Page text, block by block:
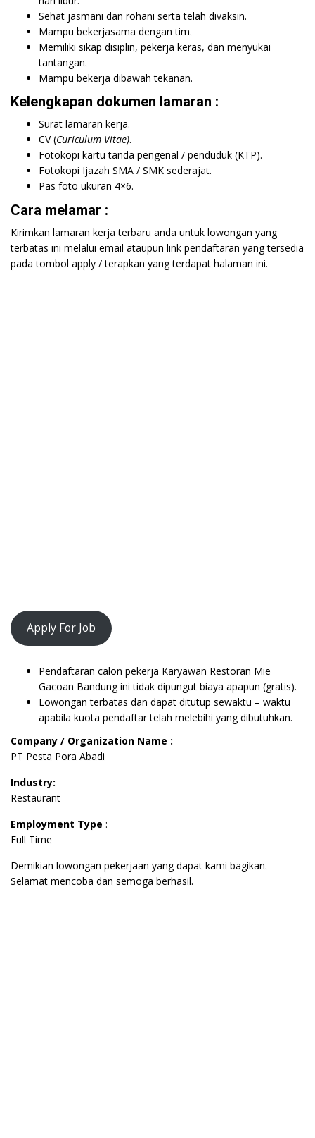
Sehat jasmani dan rohani serta telah divaksin.
Mampu bekerjasama dengan tim.
Memiliki sikap disiplin, pekerja keras, dan menyukai
tantangan.
Mampu bekerja dibawah tekanan.
Kelengkapan dokumen lamaran :
Surat lamaran kerja.
CV (Curiculum Vitae).
Fotokopi kartu tanda pengenal / penduduk (KTP).
Fotokopi Ijazah SMA / SMK sederajat.
Pas foto ukuran 4×6.
Cara melamar :
Kirimkan lamaran kerja terbaru anda untuk lowongan yang
terbatas ini melalui email ataupun link pendaftaran yang tersedia
pada tombol apply / terapkan yang terdapat halaman ini.
Apply For Job
Pendaftaran calon pekerja Karyawan Restoran Mie
Gacoan Bandung ini tidak dipungut biaya apapun (gratis).
Lowongan terbatas dan dapat ditutup sewaktu – waktu
apabila kuota pendaftar telah melebihi yang dibutuhkan.
Company / Organization Name :
PT Pesta Pora Abadi
Industry:
Restaurant
Employment Type :
Full Time
Demikian lowongan pekerjaan yang dapat kami bagikan.
Selamat mencoba dan semoga berhasil.